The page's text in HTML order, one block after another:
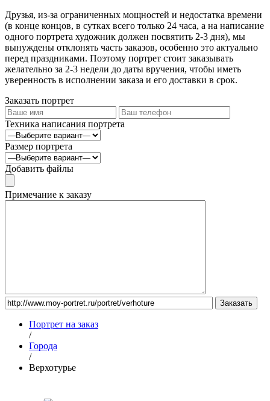
Друзья, из-за ограниченных мощностей и недостатка времени
(в конце концов, в сутках всего только 24 часа, а на написание
одного портрета художник должен посвятить 2-3 дня), мы
вынуждены отклонять часть заказов, особенно это актуально
перед праздниками. Поэтому портрет стоит заказывать
желательно за 2-3 недели до даты вручения, чтобы иметь
уверенность в исполнении заказа и его доставки в срок.
Заказать портрет
Техника написания портрета
Размер портрета
Добавить файлы
Примечание к заказу
Портрет на заказ
/
Города
/
Верхотурье